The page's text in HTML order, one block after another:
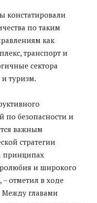
констатировали
по таким
как
транспорт и
сектора
туризм.
по безопасности и
важным
стратегии
принципах
и широкого
отметил в ходе
Между главами